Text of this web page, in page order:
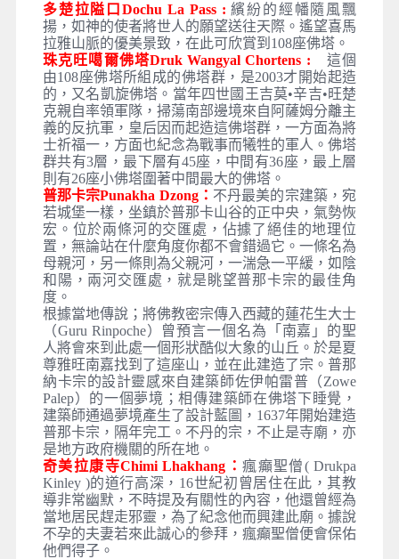
多楚拉隘口Dochu La Pass :繽紛的經幡隨風飄
揚，如神的使者將世人的願望送往天際。遙望喜馬
拉雅山脈的優美景致，在此可欣賞到108座佛塔。
珠克旺噶爾佛塔Druk Wangyal Chortens : 這個
由108座佛塔所組成的佛塔群，是2003才開始起造
的，又名凱旋佛塔。當年四世國王吉莫•辛吉•旺楚
克親自率領軍隊，掃蕩南部邊境來自阿薩姆分離主
義的反抗軍，皇后因而起造這佛塔群，一方面為將
士祈福一，方面也紀念為戰事而犧牲的軍人。佛塔
群共有3層，最下層有45座，中間有36座，最上層
則有26座小佛塔圍著中間最大的佛塔。
普那卡宗Punakha Dzong： 不丹最美的宗建築，宛
若城堡一樣，坐鎮於普那卡山谷的正中央，氣勢恢
宏。位於兩條河的交匯處，佔據了絕佳的地理位
置，無論站在什麼角度你都不會錯過它。一條名為
母親河，另一條則為父親河，一湍急一平緩，如陰
和陽，兩河交匯處，就是眺望普那卡宗的最佳角
度。
根據當地傳說；將佛教密宗傳入西藏的蓮花生大士
（Guru Rinpoche）曾預言一個名為「南嘉」的聖
人將會來到此處一個形狀酷似大象的山丘。於是夏
尊雅旺南嘉找到了這座山，並在此建造了宗。普那
納卡宗的設計靈感來自建築師佐伊帕雷普（Zowe
Palep）的一個夢境；相傳建築師在佛塔下睡覺，
建築師通過夢境產生了設計藍圖，1637年開始建造
普那卡宗，隔年完工。不丹的宗，不止是寺廟，亦
是地方政府機關的所在地。
奇美拉康寺Chimi Lhakhang：瘋癲聖僧( Drukpa
Kinley )的道行高深，16世紀初曾居住在此，其教
導非常幽默，不時提及有關性的內容，他還曾經為
當地居民趕走邪靈，為了紀念他而興建此廟。據說
不孕的夫妻若來此誠心的參拜，瘋癲聖僧便會保佑
他們得子。